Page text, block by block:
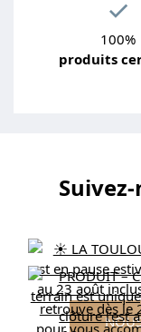
100%
produits